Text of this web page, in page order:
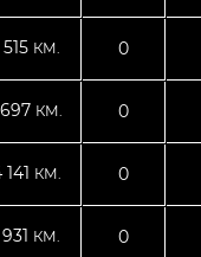
КМ. 0
КМ. 0
141 КМ. 0
КМ. 0